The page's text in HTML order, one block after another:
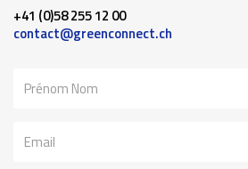
+41 (0)58 255 12 00
contact@greenconnect.ch